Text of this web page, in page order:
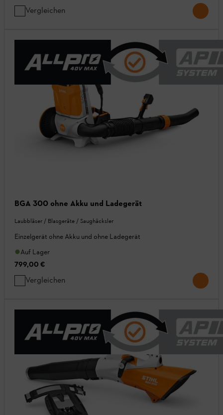
Vergleichen
BGA 300 ohne Akku und Ladegerät
Laubbläser / Blasgeräte / Saughäcksler
Einzelgerät ohne Akku und ohne Ladegerät
Auf Lager
799,00 €
Vergleichen